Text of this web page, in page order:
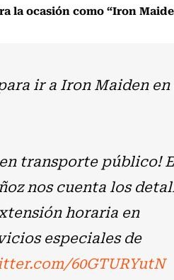
la ocasión como “Iron
ir a Iron Maiden en
transporte público!
nos cuenta los
horaria en
especiales de
60GTURYutN